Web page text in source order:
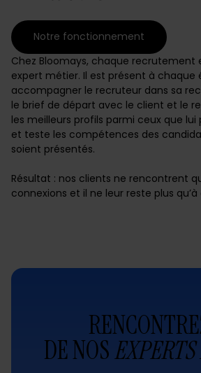
Notre fonctionnement
Chez Bloomays, chaque recrutement
expert métier. Il est présent à chaque
accompagner le recruteur dans sa
le brief de départ avec le client et le
les meilleurs profils parmi ceux que
et teste les compétences des
soient présentés.
Résultat : nos clients ne rencontrent
connexions et il ne leur reste plus qu’à
DE NOS